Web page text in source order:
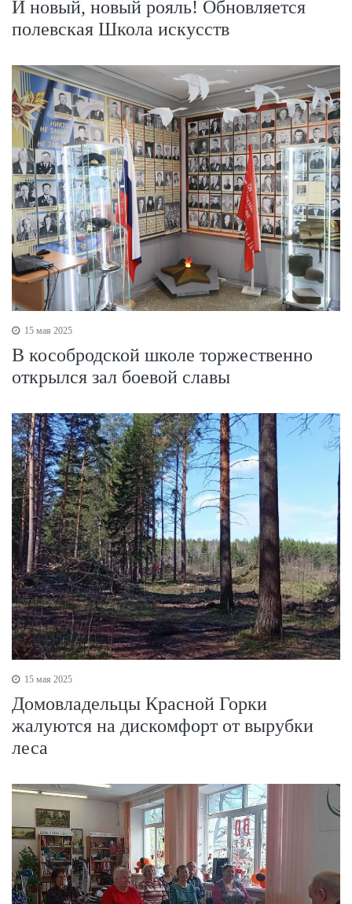
И новый, новый рояль! Обновляется
полевская Школа искусств
15 мая 2025
В кособродской школе торжественно
открылся зал боевой славы
15 мая 2025
Домовладельцы Красной Горки
жалуются на дискомфорт от вырубки
леса